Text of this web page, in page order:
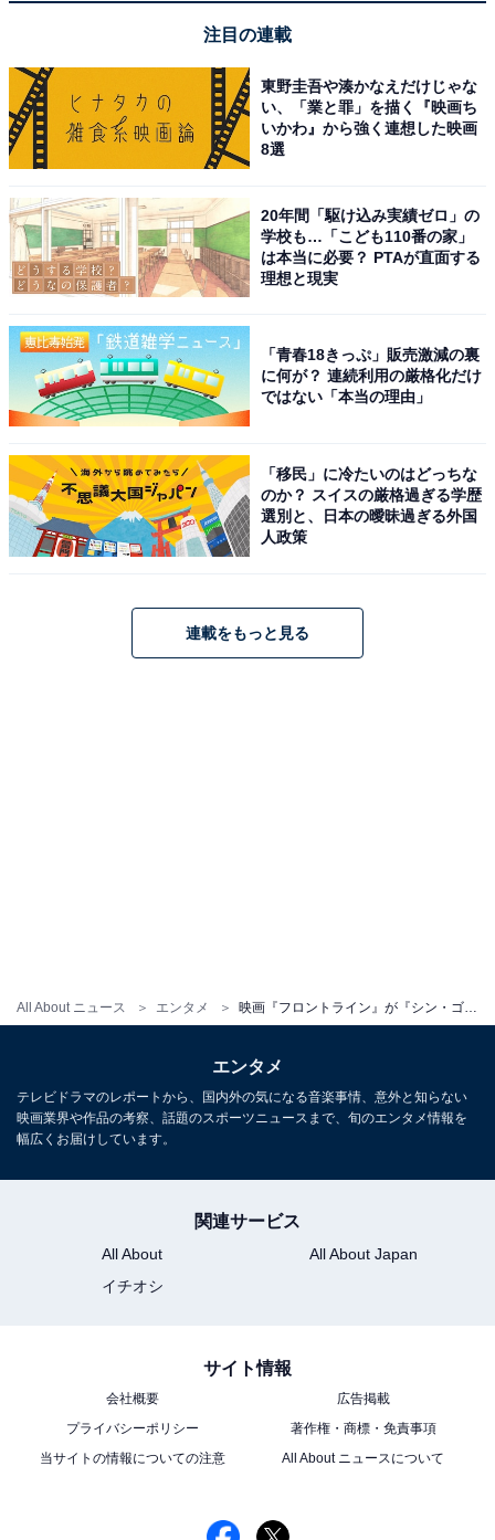
All About ニュース エンタメ
2：派手な展開がなくてもエンタメ性がある理由
この『フロントライン』には、どうしても避けられない
それは、「災害パニック映画のような派手な演出ができ
ない」ということ。ウイルスは目に見える脅威ではあり
ませんし、実話ベースであるからこそ勝手な改変もでき
（え）で見せるハラハラドキドキのスリル”を提供しにく
(C)2025「フロントライン」製作委員会
そもそも、劇中の医療ボランティア的組織である
DMAT（ディーマット）は、地震や洪水などの災害対応
特に実質的な主人公であるDMATの指揮官は、下世話な
言い方をしてしまえば「無茶振り」をされており、だか
らこそ共感もしやすいというわけです。それでも、彼は
衝突しながらも協力をあおぎ、ありとあらゆる対応をし
注目の連載
東野圭吾や湊かなえだけじゃな
い、「業と罪」を描く『映画ち
いかわ』から強く連想した映画
8選
20年間「駆け込み実績ゼロ」の
学校も…「こども110番の家」
は本当に必要？ PTAが直面する
理想と現実
「青春18きっぷ」販売激減の裏
に何が？ 連続利用の厳格化だけ
ではない「本当の理由」
「移民」に冷たいのはどっちな
のか？ スイスの厳格過ぎる学歴
選別と、日本の曖昧過ぎる外国
人政策
連載をもっと見る
エンタメ
テレビドラマのレポートから、国内外の気になる音楽事情、意外と知らない
映画業界や作品の考察、話題のスポーツニュースまで、旬のエンタメ情報を
幅広くお届けしています。
関連サービス
All About
All About Japan
イチオシ
サイト情報
会社概要
広告掲載
プライバシーポリシー
著作権・商標・免責事項
当サイトの情報についての注意
All About ニュースについて